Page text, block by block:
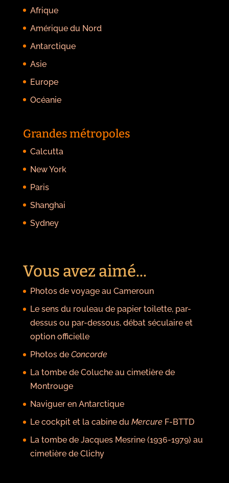
Afrique
Amérique du Nord
Antarctique
Asie
Europe
Océanie
Grandes métropoles
Calcutta
New York
Paris
Shanghai
Sydney
Vous avez aimé...
Photos de voyage au Cameroun
Le sens du rouleau de papier toilette, par-
dessus ou par-dessous, débat séculaire et
option officielle
Photos de Concorde
La tombe de Coluche au cimetière de
Montrouge
Naviguer en Antarctique
Le cockpit et la cabine du MercureF-BTTD
La tombe de Jacques Mesrine (1936-1979) au
cimetière de Clichy